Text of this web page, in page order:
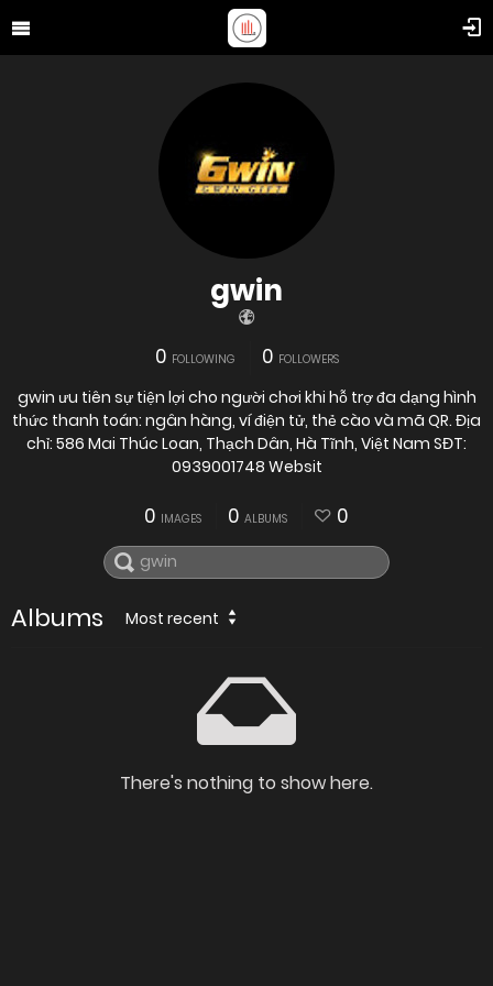
gwin
0 FOLLOWING 0 FOLLOWERS
gwin ưu tiên sự tiện lợi cho người chơi khi hỗ trợ đa dạng hình
thức thanh toán: ngân hàng, ví điện tử, thẻ cào và mã QR. Địa
chỉ: 586 Mai Thúc Loan, Thạch Dân, Hà Tĩnh, Việt Nam SĐT:
0939001748 Websit
0 IMAGES 0 ALBUMS 0
Albums Most recent
There's nothing to show here.